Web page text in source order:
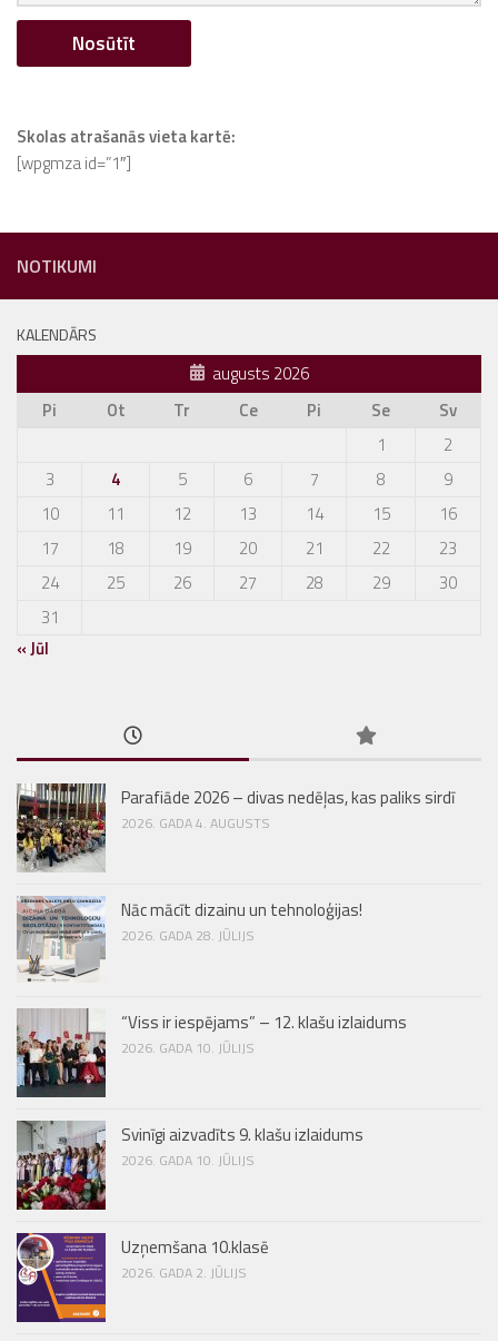
Skolas atrašanās vieta kartē:
[wpgmza id=”1″]
NOTIKUMI
KALENDĀRS
augusts 2026
Pi
Ot Tr Ce Pi Se
Sv
1
2
3
4 5 6 7 8
9
10
11 12 13 14 15
16
17
18 19 20 21 22
23
24
25 26 27 28 29
30
31
« Jūl
Parafiāde 2026 – divas nedēļas, kas paliks sirdī
2026. GADA 4. AUGUSTS
Nāc mācīt dizainu un tehnoloģijas!
2026. GADA 28. JŪLIJS
“Viss ir iespējams” – 12. klašu izlaidums
2026. GADA 10. JŪLIJS
Svinīgi aizvadīts 9. klašu izlaidums
2026. GADA 10. JŪLIJS
Uzņemšana 10.klasē
2026. GADA 2. JŪLIJS